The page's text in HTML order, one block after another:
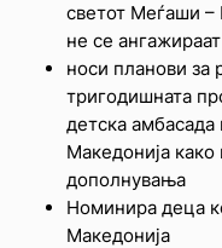
светот Меѓаши –
не се
носи планови за
тригодишната
детска
Македонија
дополнувања
Номинира деца
Македонија